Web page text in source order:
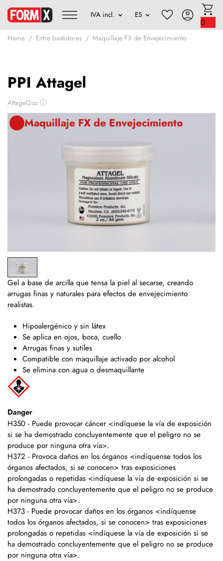
0
Home Entre bastidores Maquillaje FX de Envejecimiento
PPI Attagel
Attagel2oz ⓘ
Maquillaje FX de Envejecimiento
Gel a base de arcilla que tensa la piel al secarse, creando
arrugas finas y naturales para efectos de envejecimiento
realistas.
Hipoalergénico y sin látex
Se aplica en ojos, boca, cuello
Arrugas finas y sutiles
Compatible con maquillaje activado por alcohol
Se elimina con agua o desmaquillante
Danger
H350 - Puede provocar cáncer <indíquese la vía de exposición
si se ha demostrado concluyentemente que el peligro no se
produce por ninguna otra vía>.
H372 - Provoca daños en los órganos <indíquense todos los
órganos afectados, si se conocen> tras exposiciones
prolongadas o repetidas <indíquese la vía de exposición si se
ha demostrado concluyentemente que el peligro no se produce
por ninguna otra vía>.
H373 - Puede provocar daños en los órganos <indíquense
todos los órganos afectados, si se conocen> tras exposiciones
prolongadas o repetidas <indíquese la vía de exposición si se
ha demostrado concluyentemente que el peligro no se produce
por ninguna otra vía>.